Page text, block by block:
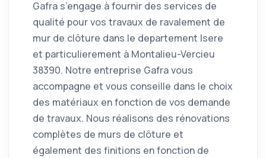
Gafra s’engage à fournir des services de
qualité pour vos travaux de ravalement de
mur de clôture dans le departement Isere
et particulierement à Montalieu-Vercieu
38390. Notre entreprise Gafra vous
accompagne et vous conseille dans le choix
des matériaux en fonction de vos demande
de travaux. Nous réalisons des rénovations
complètes de murs de clôture et
également des finitions en fonction de